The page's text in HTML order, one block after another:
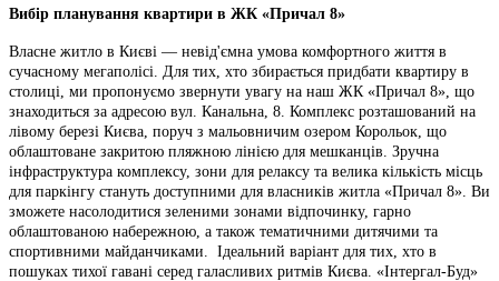
Вибір планування квартири в ЖК «Причал 8»
Власне житло в Києві — невід'ємна умова комфортного життя в
сучасному мегаполісі. Для тих, хто збирається придбати квартиру в
столиці, ми пропонуємо звернути увагу на наш ЖК «Причал 8», що
знаходиться за адресою вул. Канальна, 8. Комплекс розташований на
лівому березі Києва, поруч з мальовничим озером Корольок, що
облаштоване закритою пляжною лінією для мешканців. Зручна
інфраструктура комплексу, зони для релаксу та велика кількість місць
для паркінгу стануть доступними для власників житла «Причал 8». Ви
зможете насолодитися зеленими зонами відпочинку, гарно
облаштованою набережною, а також тематичними дитячими та
спортивними майданчиками. Ідеальний варіант для тих, хто в
пошуках тихої гавані серед галасливих ритмів Києва. «Інтергал-Буд»